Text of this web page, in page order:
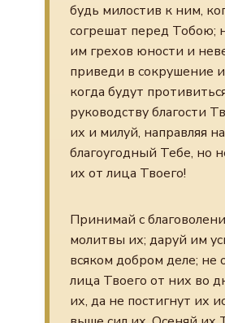
будь милостив к ним,
согрешат перед Тобою;
им грехов юности и
приведи в сокрушение
когда будут
руководству благости
их и милуй, направляя
благоугодный Тебе, но
их от лица Твоего!
Принимай с
молитвы их; даруй им
всяком добром деле; не
лица Твоего от них во
их, да не постигнут их